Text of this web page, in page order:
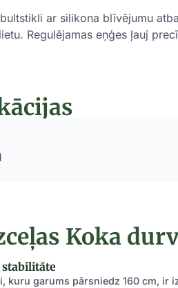
ar silikona blīvējumu
Regulējamas eņģes ļauj
Koka
kuru garums pārsniedz 160 cm, ir